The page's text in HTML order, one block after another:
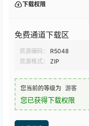
下载权限
免费通道下载区
资源编码：
R5048
资源格式：
ZIP
您当前的等级为 游客
您已获得下载权限